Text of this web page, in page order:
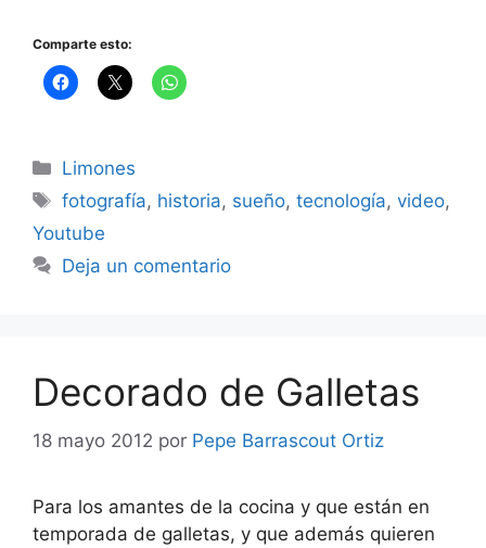
Comparte esto:
Categorías
Limones
Etiquetas
fotografía, historia, sueño,tecnología,video,
Youtube
Deja un comentario
Decorado de Galletas
18 mayo 2012 por Pepe Barrascout Ortiz
Para los amantes de la cocina y que están en
temporada de galletas, y que además quieren